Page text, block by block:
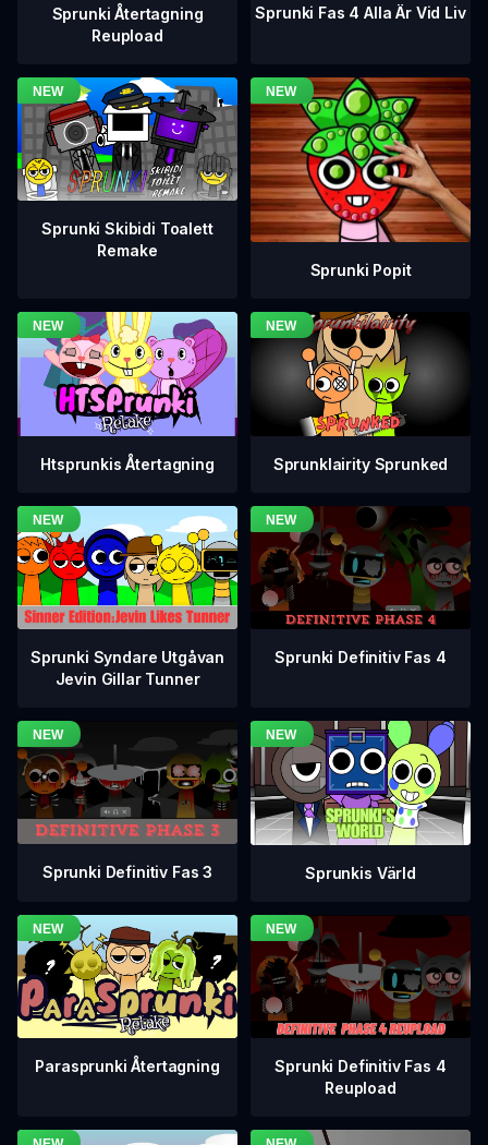
Sprunki Återtagning
Reupload
Sprunki Fas 4 Alla Är Vid Liv
Sprunki Skibidi Toalett
Remake
Sprunki Popit
Htsprunkis Återtagning Sprunklairity Sprunked
Sprunki Syndare Utgåvan
Jevin Gillar Tunner
Sprunki Definitiv Fas 4
Sprunki Definitiv Fas 3 Sprunkis Värld
Parasprunki Återtagning
Sprunki Definitiv Fas 4
Reupload